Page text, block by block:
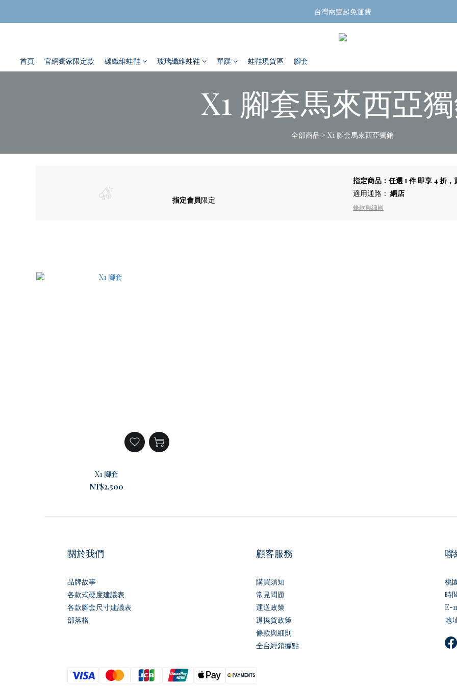
揪團買蛙鞋，折扣帶回家
台灣兩雙起免運費
揪團買蛙鞋，折扣帶回家
首頁 官網獨家限定款 碳纖維蛙鞋 玻璃纖維蛙鞋 單蹼 蛙鞋現貨區 腳套
X1 腳套馬來西亞
全部商品 >X1 腳套馬來西亞獨銷
指定會員限定
指定商品：任選 1 件 即享 4 折，
適用通路： 網店
條款與細則
X1 腳套
NT$2,500
關於我們
品牌故事
各款式硬度建議表
各款腳套尺寸建議表
部落格
顧客服務
購買須知
常見問題
運送政策
退換貨政策
條款與細則
全台經銷據點
聯
桃
時
E-
地